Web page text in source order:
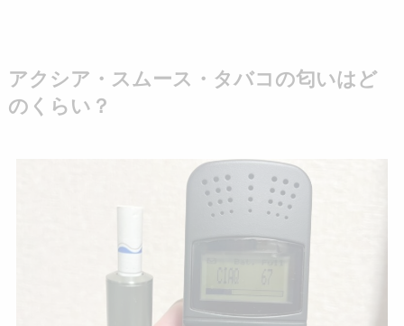
アクシア・スムース・タバコの匂いはど
のくらい？